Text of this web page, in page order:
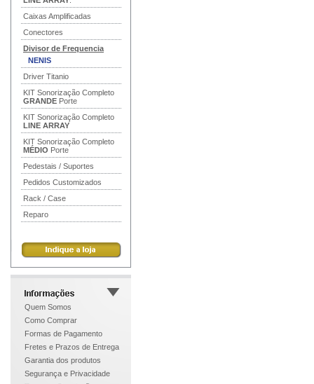
Caixas Amplificadas
Conectores
Divisor de Frequencia
NENIS
Driver Titanio
KIT Sonorização Completo
GRANDE Porte
KIT Sonorização Completo
LINE ARRAY
KIT Sonorização Completo
MÉDIO Porte
Pedestais / Suportes
Pedidos Customizados
Rack / Case
Reparo
Quem Somos
Como Comprar
Formas de Pagamento
Fretes e Prazos de Entrega
Garantia dos produtos
Segurança e Privacidade